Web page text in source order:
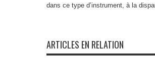
dans ce type d’instrument, à la
ARTICLES EN RELATION